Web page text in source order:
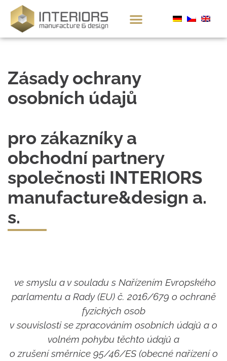
Zásady ochrany
osobních údajů
pro zákazníky a
obchodní partnery
společnosti INTERIORS
manufacture&design a.
s.
ve smyslu a v souladu s Nařízením Evropského
parlamentu a Rady (EU) č. 2016/679 o ochraně
fyzických osob
v souvislosti se zpracováním osobních údajů a o
volném pohybu těchto údajů a
o zrušení směrnice 95/46/ES (obecné nařízení o